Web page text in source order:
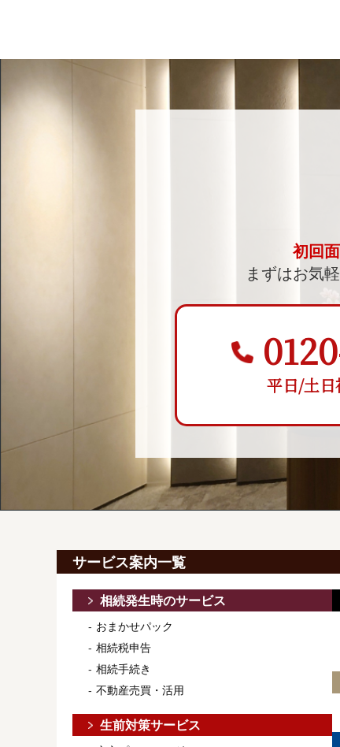
初回
まずはお気
平日/土日
サービス案内一覧
相続発生時のサービス
おまかせパック
相続税申告
相続手続き
不動産売買・活用
生前対策サービス